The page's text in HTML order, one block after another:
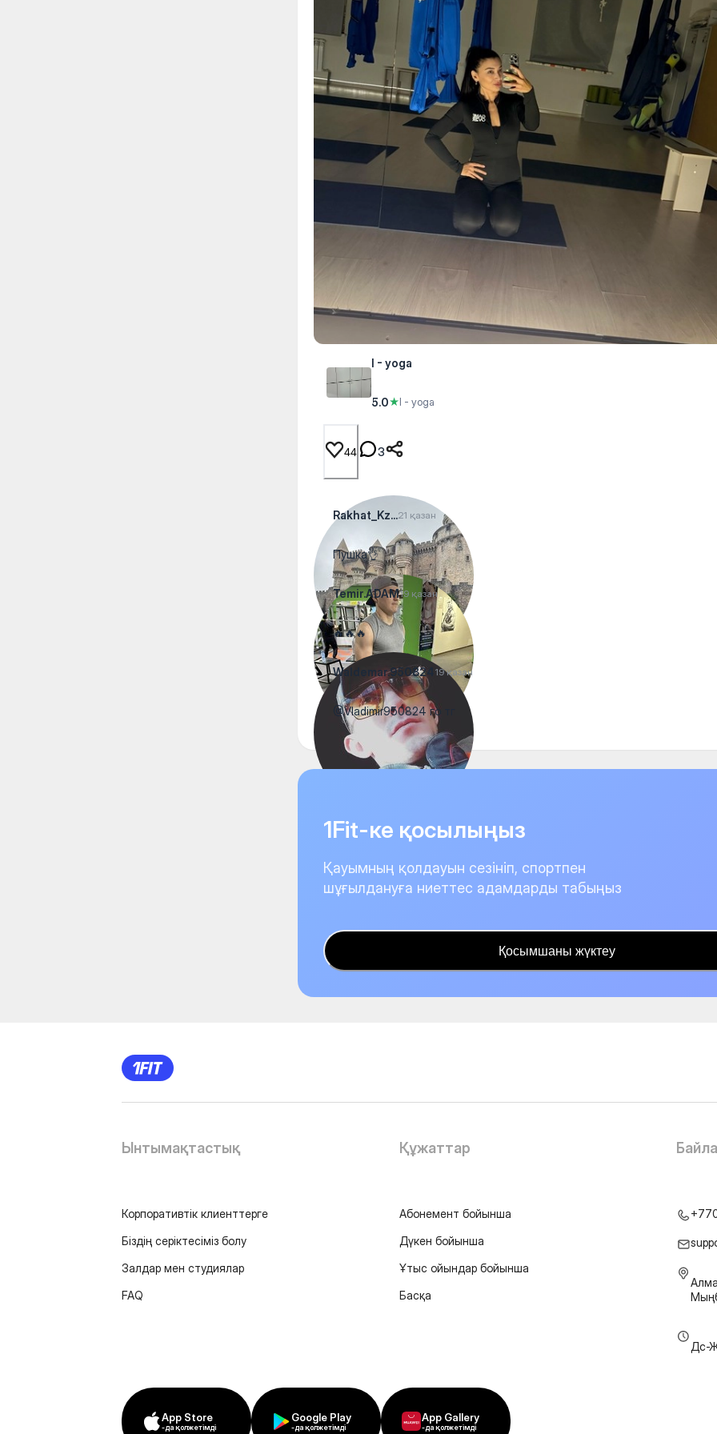
I - yoga
5.0★I - yoga
44 3
Rakhat_Kz...21 қазан
Пушка👌
Temir.ADAM19 қазан
🔥🔥🔥
Waldemar.950824 19 қазан
@Vladimir950824 го тг
1Fit-ке қосылыңыз
Қауымның қолдауын сезініп, спортпен
шұғылдануға ниеттес адамдарды табыңыз
Қосымшаны жүктеу
Ынтымақтастық
Корпоративтік клиенттерге
Біздің серіктесіміз болу
Залдар мен студиялар
FAQ
Құжаттар
Абонемент бойынша
Дүкен бойынша
Ұтыс ойындар бойынша
Басқа
Дс-
App Store
-да қолжетімді
Google Play
-да қолжетімді
App Gallery
-да қолжетімді